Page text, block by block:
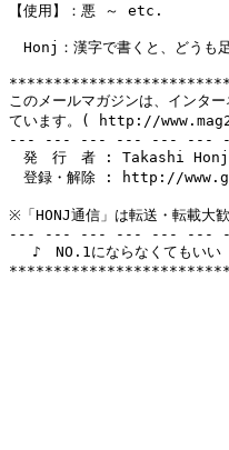
【使用】：悪 ～ etc.
Honj：漢字で書くと、どうも
このメールマガジンは、インタ
ています。( http://
--- --- --- --- --- ---
発　行　者 : Takashi
登録・解除 : http://
※「HONJ通信」は転送・転載
--- --- --- --- --- ---
♪　NO.1にならなくてもい